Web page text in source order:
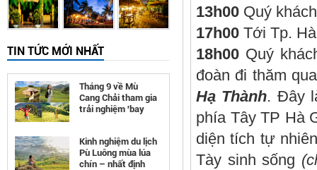
TIN TỨC MỚI NHẤT
Tháng 9 về Mù
Cang Chải tham gia
trải nghiệm 'bay
Kinh nghiệm du lịch
Pù Luông mùa lúa
chín – nhất định
13h00 Quý
17h00 Tới Tp.
18h00 Quý
đoàn đi thăm
Hạ Thành. Đây
phía Tây TP Hà
diện tích tự
Tày sinh sống